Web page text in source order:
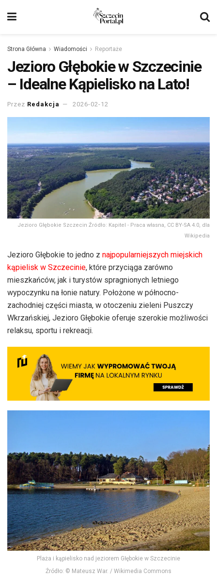
Strona Główna Wiadomości Reportaże
Jezioro Głębokie w Szczecinie
– Idealne Kąpielisko na Lato!
Przez Redakcja 2026-02-12
Jezioro Głębokie Szczecin Źródło: Kapitel - Praca własna, CC BY-SA 4.0, dla
Wikipedia
Jezioro Głębokie to jedno z najpopularniejszych miejskich
kąpielisk w Szczecinie, które przyciąga zarówno
mieszkańców, jak i turystów spragnionych letniego
wypoczynku na łonie natury. Położone w północno-
zachodniej części miasta, w otoczeniu zieleni Puszczy
Wkrzańskiej, Jezioro Głębokie oferuje szerokie możliwości
relaksu, sportu i rekreacji.
Plaża i kąpielisko nad jeziorem Głębokie w Szczecinie
Źródło: © Mateusz War. / Wikimedia Commons